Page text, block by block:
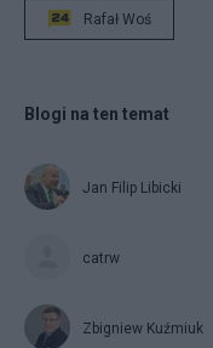
Rafał Woś
Blogi na ten temat
Jan Filip Libicki
catrw
Zbigniew Kuźmiuk